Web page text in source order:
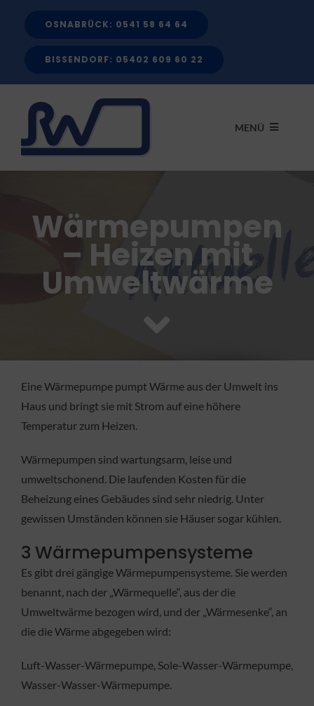
OSNABRÜCK: 0541 58 64 64
BISSENDORF: 05402 609 60 22
MENÜ
LEISTUNGEN
FÖRDERMITTEL
FACHBETRIEB
KONTAKT
Wärmepumpen
– Heizen mit
Umweltwärme
Eine Wärmepumpe pumpt Wärme aus der Umwelt ins
Haus und bringt sie mit Strom auf eine höhere
Temperatur zum Heizen.
Wärmepumpen sind wartungsarm, leise und
umweltschonend. Die laufenden Kosten für die
Beheizung eines Gebäudes sind sehr niedrig. Unter
gewissen Umständen können sie Häuser sogar kühlen.
3 Wärmepumpensysteme
Es gibt drei gängige Wärmepumpensysteme. Sie werden
benannt, nach der „Wärmequelle“, aus der die
Umweltwärme bezogen wird, und der „Wärmesenke“, an
die die Wärme abgegeben wird:
Luft-Wasser-Wärmepumpe, Sole-Wasser-Wärmepumpe,
Wasser-Wasser-Wärmepumpe.